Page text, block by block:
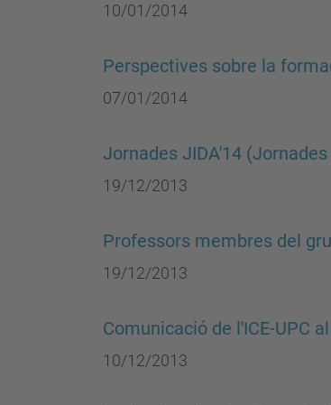
10/01/2014
Perspectives sobre la
07/01/2014
Jornades JIDA'14
19/12/2013
Professors membres del
19/12/2013
Comunicació de l'ICE-UPC
10/12/2013